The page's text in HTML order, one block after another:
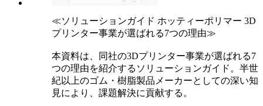
≪ソリューションガイド ホッティーポリマー 3D
プリンター事業が選ばれる7つの理由≫
本資料は、同社の3Dプリンター事業が選ばれる7
つの理由を紹介するソリューションガイド。半世
紀以上のゴム・樹脂製品メーカーとしての深い知
見により、課題解決に貢献する。